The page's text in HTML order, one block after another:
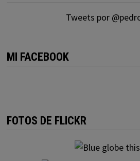
Tweets por
MI FACEBOOK
FOTOS DE FLICKR